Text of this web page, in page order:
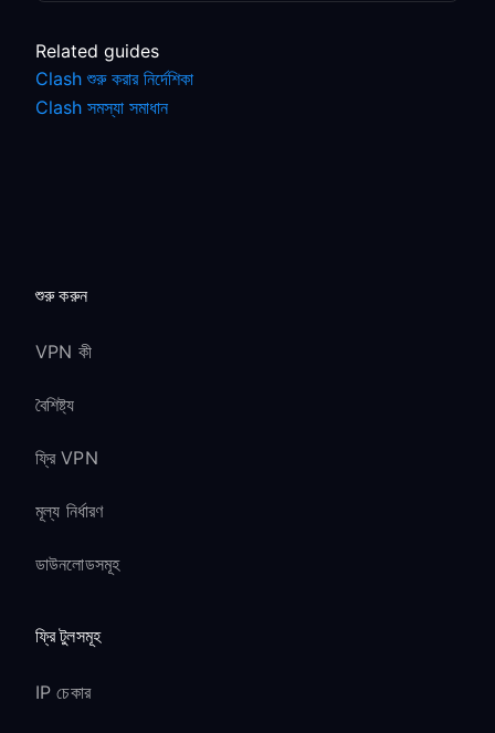
Related guides
Clash শুরু করার নির্দেশিকা
Clash সমস্যা সমাধান
শুরু করুন
VPN কী
বৈশিষ্ট্য
ফ্রি VPN
মূল্য নির্ধারণ
ডাউনলোডসমূহ
ফ্রি টুলসমূহ
IP চেকার